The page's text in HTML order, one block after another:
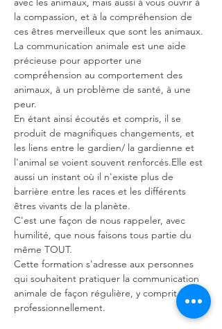
la compassion, et à la compréhension de
ces êtres merveilleux que sont les animaux.
La communication animale est une aide
précieuse pour apporter une
compréhension au comportement des
animaux, à un problème de santé, à une
peur.
En étant ainsi écoutés et compris, il se
produit de magnifiques changements, et
les liens entre le gardien/ la gardienne et
l'animal se voient souvent renforcés.Elle est
aussi un instant où il n'existe plus de
barrière entre les races et les différents
êtres vivants de la planète.
C'est une façon de nous rappeler, avec
humilité, que nous faisons tous partie du
même TOUT.
Cette formation s'adresse aux personnes
qui souhaitent pratiquer la communication
animale de façon régulière, y comprit
professionnellement.